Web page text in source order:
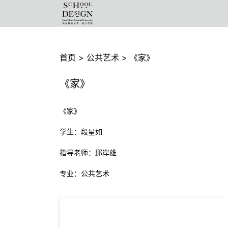
首页 > 公共艺术 > 《家》
《家》
《家》
学生：段星如
指导老师：邱岸雄
专业：公共艺术